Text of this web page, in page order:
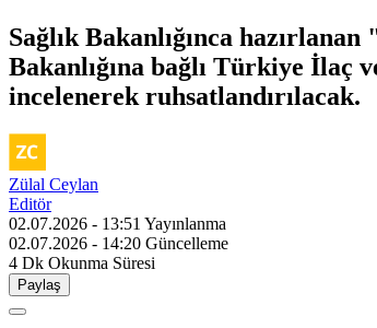
Sağlık Bakanlığınca
Bakanlığına bağlı Türkiye İlaç
incelenerek ruhsatlandırılacak.
Zülal Ceylan
Editör
02.07.2026 - 13:51 Yayınlanma
02.07.2026 - 14:20 Güncelleme
4 Dk Okunma Süresi
Paylaş